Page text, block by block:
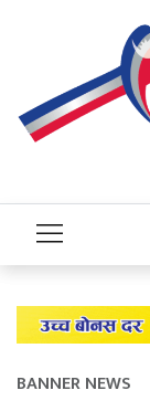
BANNER NEWS